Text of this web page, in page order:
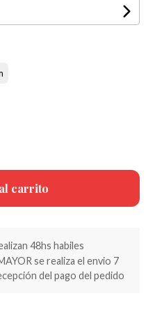
carrito
48hs habiles
se realiza el envio 7
del pago del pedido